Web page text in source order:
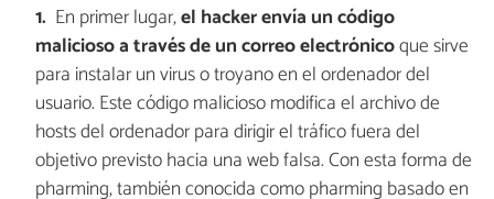
En primer lugar,el hacker envía un código
malicioso a través de un correo electrónicoque sirve
para instalar un virus o troyano en el ordenador del
usuario. Este código malicioso modifica el archivo de
hosts del ordenador para dirigir el tráfico fuera del
objetivo previsto hacia una web falsa. Con esta forma de
pharming, también conocida como pharming basado en